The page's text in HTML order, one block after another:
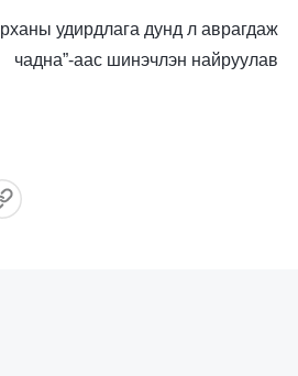
удирдлага дунд л аврагдаж
чадна”-аас шинэчлэн найруулав